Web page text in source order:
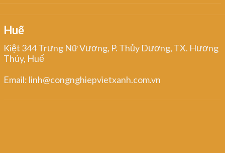
Huế
Kiệt 344 Trưng Nữ Vương, P. Thủy Dương, TX. Hương
Thủy, Huế
Email: linh@congnghiepvietxanh.com.vn